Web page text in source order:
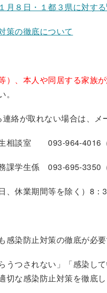
８日・１都３県に対する
策の徹底について
）、本人や同居する家族
。
絡が取れない場合は、メ
室 093-964-4016（
学生係 093-695-3350（
休業期間等を除く）8：
染防止対策の徹底が必要
つされない」「感染し
な感染防止対策を徹底し